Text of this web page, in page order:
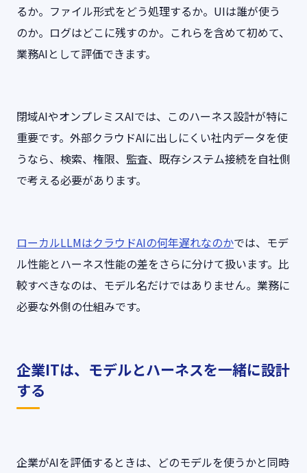
るか。ファイル形式をどう処理するか。UIは誰が使う
のか。ログはどこに残すのか。これらを含めて初めて、
業務AIとして評価できます。
閉域AIやオンプレミスAIでは、このハーネス設計が特に
重要です。外部クラウドAIに出しにくい社内データを使
うなら、検索、権限、監査、既存システム接続を自社側
で考える必要があります。
ローカルLLMはクラウドAIの何年遅れなのかでは、モデ
ル性能とハーネス性能の差をさらに分けて扱います。比
較すべきなのは、モデル名だけではありません。業務に
必要な外側の仕組みです。
企業ITは、モデルとハーネスを一緒に設計
する
企業がAIを評価するときは、どのモデルを使うかと同時